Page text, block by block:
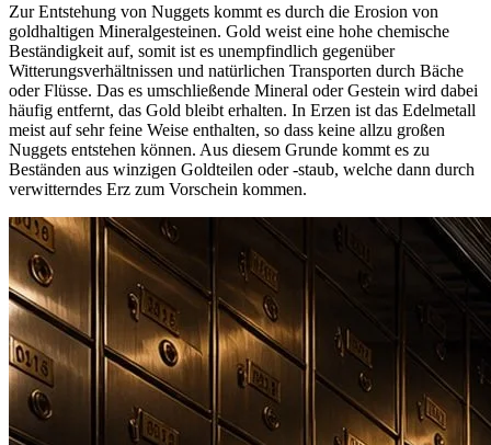
Zur Entstehung von Nuggets kommt es durch die Erosion von
goldhaltigen Mineralgesteinen. Gold weist eine hohe chemische
Beständigkeit auf, somit ist es unempfindlich gegenüber
Witterungsverhältnissen und natürlichen Transporten durch Bäche
oder Flüsse. Das es umschließende Mineral oder Gestein wird dabei
häufig entfernt, das Gold bleibt erhalten. In Erzen ist das Edelmetall
meist auf sehr feine Weise enthalten, so dass keine allzu großen
Nuggets entstehen können. Aus diesem Grunde kommt es zu
Beständen aus winzigen Goldteilen oder -staub, welche dann durch
verwitterndes Erz zum Vorschein kommen.